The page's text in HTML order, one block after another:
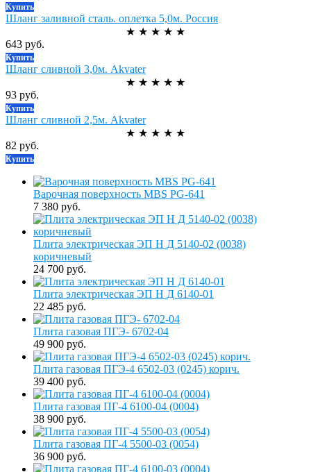
Купить
Шланг заливной сталь. оплетка 5,0м. Россия
★ ★ ★ ★ ★
643 руб.
Купить
Шланг сливной 3,0м. Akvater
★ ★ ★ ★ ★
93 руб.
Купить
Шланг сливной 2,5м. Akvater
★ ★ ★ ★ ★
82 руб.
Купить
Варочная поверхность MBS PG-641
7 380 руб.
Плита электрическая ЭП Н Д 5140-02 (0038)
коричневый
24 700 руб.
Плита электрическая ЭП Н Д 6140-01
22 485 руб.
Плита газовая ПГЭ- 6702-04
49 900 руб.
Плита газовая ПГЭ-4 6502-03 (0245) корич.
39 400 руб.
Плита газовая ПГ-4 6100-04 (0004)
38 900 руб.
Плита газовая ПГ-4 5500-03 (0054)
36 900 руб.